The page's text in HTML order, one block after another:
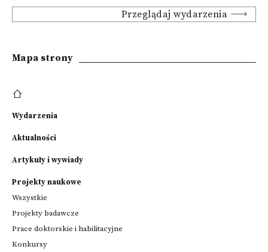
Przeglądaj wydarzenia
Mapa strony
Wydarzenia
Aktualności
Artykuły i wywiady
Projekty naukowe
Wszystkie
Projekty badawcze
Prace doktorskie i habilitacyjne
Konkursy